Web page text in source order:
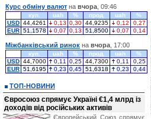
Курс обміну валют на вчора , 09:46
куп. uah % прод. uah
%
USD 44,4261 0,13 0,30 44,9235 0,12
0,27
EUR 51,1578 0,07 0,13 51,8500 0,07 0,14
Міжбанківський ринок на вчора , 17:00
куп. uah % прод. uah
%
USD 44,7000 0,11 0,25 44,7300 0,11
0,25
EUR 51,6195 0,23 0,45 51,6318 0,23 0,44
ТОП-НОВИНИ
Євросоюз спрямує Україні €1,4 млрд із
доходів від російських активів
Європейський Союз спрямує